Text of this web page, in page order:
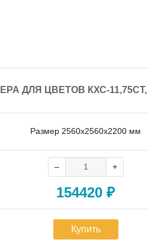
ДЛЯ ЦВЕТОВ КХС-
Размер 2560х2560х2200 мм
154420 ₽
Купить